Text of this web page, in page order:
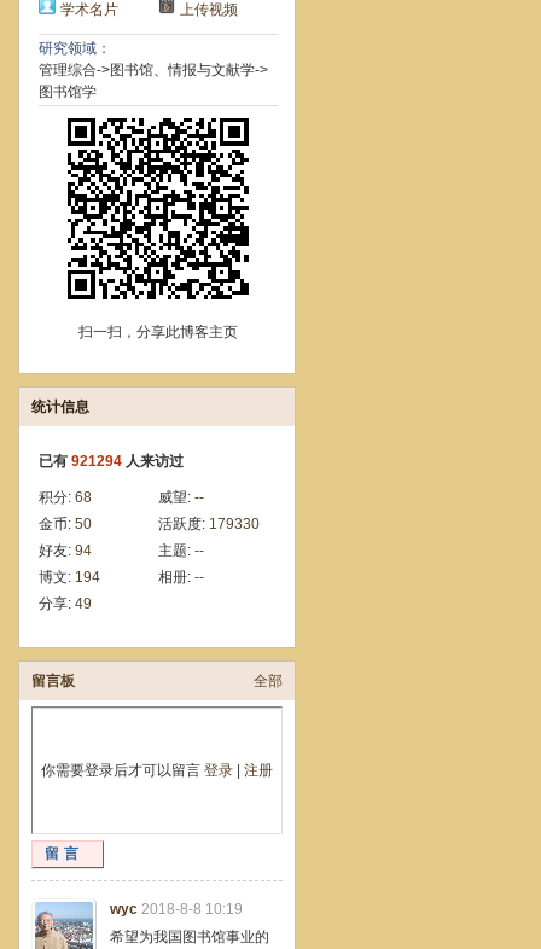
学术名片
上传视频
研究领域：
管理综合->图书馆、情报与文献学->
图书馆学
扫一扫，分享此博客主页
统计信息
已有 921294 人来访过
积分: 68 威望: --
金币: 50 活跃度: 179330
好友: 94 主题: --
博文: 194 相册: --
分享: 49
留言板 全部
你需要登录后才可以留言 登录 注册
留言
wyc 2018-8-8 10:19
希望为我国图书馆事业的